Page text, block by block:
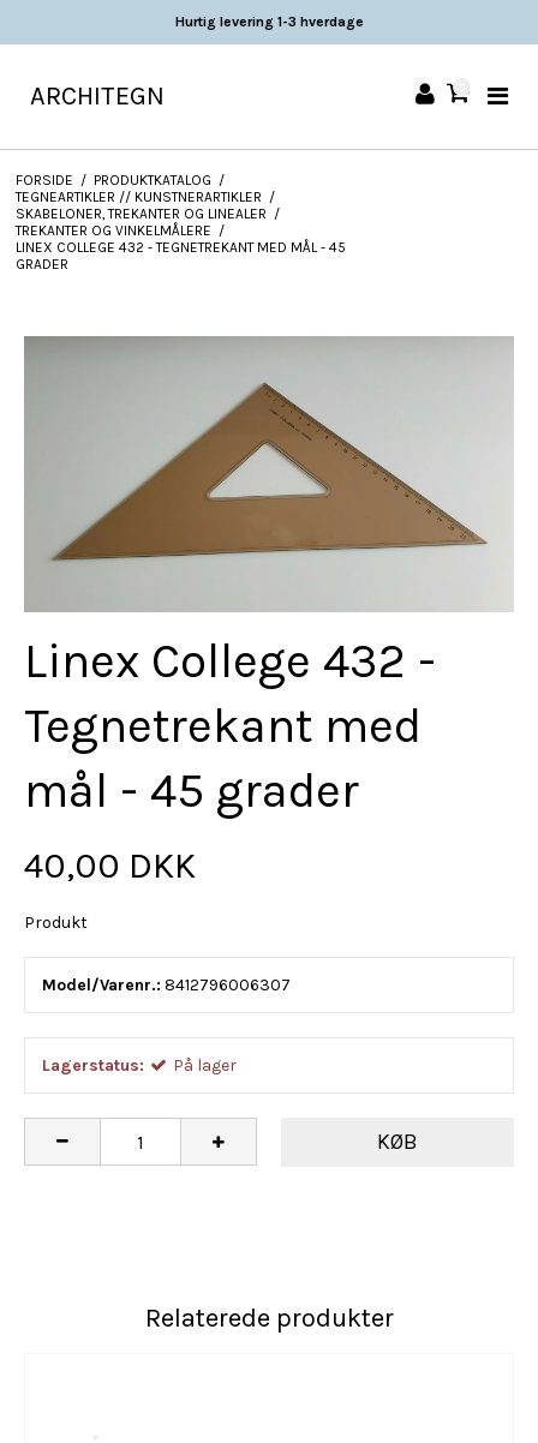
Hurtig levering 1-3 hverdage
ARCHITEGN
FORSIDE / PRODUKTKATALOG /
TEGNEARTIKLER // KUNSTNERARTIKLER /
SKABELONER, TREKANTER OG LINEALER /
TREKANTER OG VINKELMÅLERE /
LINEX COLLEGE 432 - TEGNETREKANT MED MÅL - 45
GRADER
Linex College 432 -
Tegnetrekant med
mål - 45 grader
40,00 DKK
Produkt
Model/Varenr.: 8412796006307
Lagerstatus: På lager
KØB
Relaterede produkter